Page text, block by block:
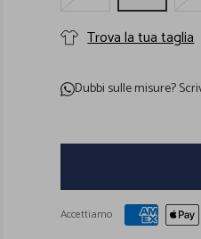
Trova la tua taglia
Dubbi sulle misure?
Accettiamo